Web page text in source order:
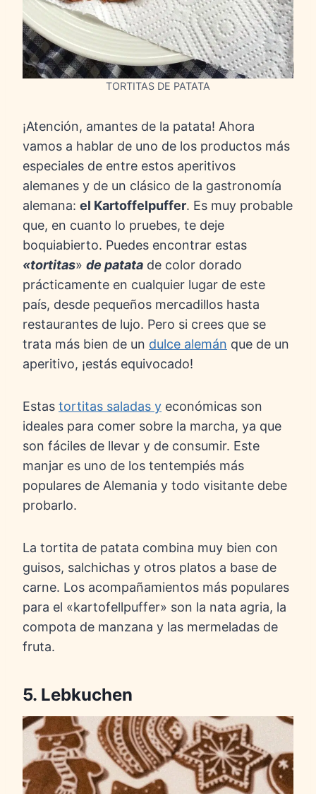
TORTITAS DE PATATA
¡Atención, amantes de la patata! Ahora
vamos a hablar de uno de los productos más
especiales de entre estos aperitivos
alemanes y de un clásico de la gastronomía
alemana: el Kartoffelpuffer. Es muy probable
que, en cuanto lo pruebes, te deje
boquiabierto. Puedes encontrar estas
«tortitas» de patata de color dorado
prácticamente en cualquier lugar de este
país, desde pequeños mercadillos hasta
restaurantes de lujo. Pero si crees que se
trata más bien de un dulce alemán que de un
aperitivo, ¡estás equivocado!
Estas tortitas saladas y económicas son
ideales para comer sobre la marcha, ya que
son fáciles de llevar y de consumir. Este
manjar es uno de los tentempiés más
populares de Alemania y todo visitante debe
probarlo.
La tortita de patata combina muy bien con
guisos, salchichas y otros platos a base de
carne. Los acompañamientos más populares
para el «kartofellpuffer» son la nata agria, la
compota de manzana y las mermeladas de
fruta.
5. Lebkuchen